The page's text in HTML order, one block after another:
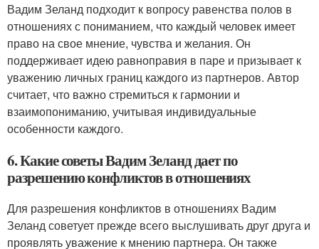
Вадим Зеланд подходит к вопросу равенства полов в
отношениях с пониманием, что каждый человек имеет
право на свое мнение, чувства и желания. Он
поддерживает идею равноправия в паре и призывает к
уважению личных границ каждого из партнеров. Автор
считает, что важно стремиться к гармонии и
взаимопониманию, учитывая индивидуальные
особенности каждого.
6. Какие советы Вадим Зеланд дает по
разрешению конфликтов в отношениях
Для разрешения конфликтов в отношениях Вадим
Зеланд советует прежде всего выслушивать друг друга и
проявлять уважение к мнению партнера. Он также